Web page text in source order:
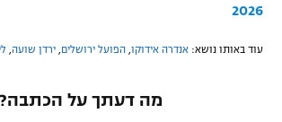
2026
עוד באותו נושא: אנדרה אידוקו, הפועל ירושלים, ירדן שועה,
מה דעתך על הכתבה?